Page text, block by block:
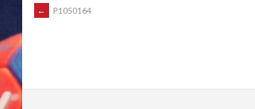
POST
← P1050164